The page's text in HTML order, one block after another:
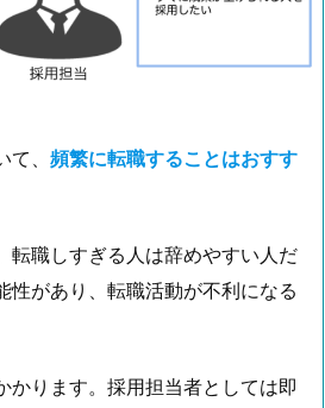
、 頻繁に転職することはおすす
転職しすぎる人は辞めやすい人だ
性があり、転職活動が不利になる
かります。採用担当者としては即